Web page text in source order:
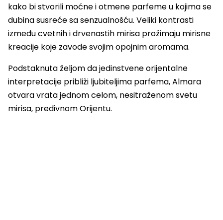
kako bi stvorili moćne i otmene parfeme u kojima se
dubina susreće sa senzualnošću. Veliki kontrasti
između cvetnih i drvenastih mirisa prožimaju mirisne
kreacije koje zavode svojim opojnim aromama.
Podstaknuta željom da jedinstvene orijentalne
interpretacije približi ljubiteljima parfema, Almara
otvara vrata jednom celom, nesitraženom svetu
mirisa, predivnom Orijentu.